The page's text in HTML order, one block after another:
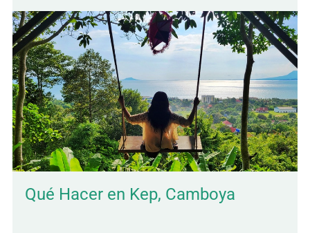
lugares en París sirven poutine, solo uno
destaca realmente por su autenticidad
quebequense. Aquí tienes cinco de los
mejores lugares para que disfrutes de una
verdadera poutine en París: 5.° lugar – Hot
Corner: Poutine halal barata Hot Corner es
un pequeño local…
Qué Hacer en Kep, Camboya